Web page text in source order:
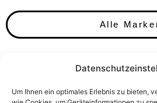
Um Ihnen ein optimales Erlebnis zu bieten,
Alle